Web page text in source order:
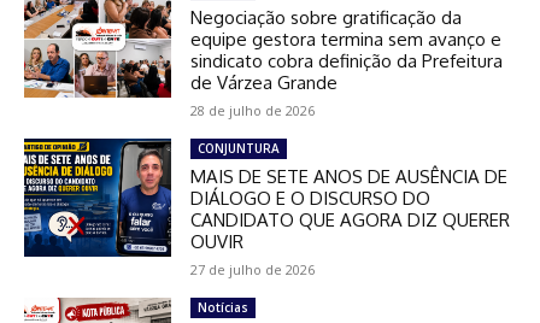
Negociação sobre gratificação da
equipe gestora termina sem avanço e
sindicato cobra definição da Prefeitura
de Várzea Grande
28 de julho de 2026
CONJUNTURA
MAIS DE SETE ANOS DE AUSÊNCIA DE
DIÁLOGO E O DISCURSO DO
CANDIDATO QUE AGORA DIZ QUERER
OUVIR
27 de julho de 2026
Notícias